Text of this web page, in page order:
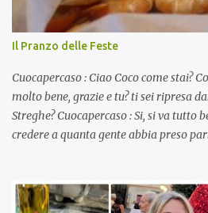
Il Pranzo delle Feste
Cuocapercaso : Ciao Coco come stai?
molto bene, grazie e tu? ti sei ripresa
Streghe? Cuocapercaso : Si, si va tutto
credere a quanta gente abbia preso
pranzo, racconta un po'! Perchè io